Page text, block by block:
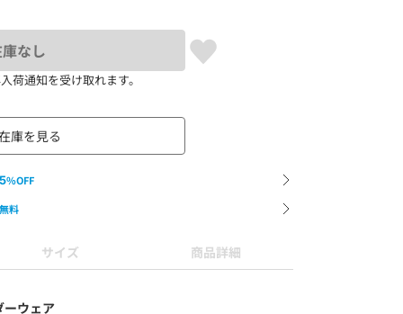
なし
荷通知を受け取れます。
庫を見る
5%OFF
料
サイズ 商品詳細
ーウェア